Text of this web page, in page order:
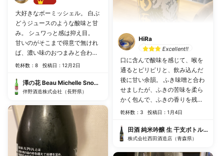
Best!!
大好きなボーミッシェル。 白ぶ
どうジュースのような酸味と甘
み。 シュワっと感は抑え目。
甘いのがそこまで得意で無けれ
ば、濃い味のおつまみと合わせ
てさわやかな酸味を味わうのも
乾杯数：8 投稿日：12月2日
澤の花 Beau Michelle Snow fantasy うすにごり生原酒
伴野酒造株式会社（長野県）
HiRa
Excellent!!
口に含んで酸味を感じて、喉を
通るとピリピリと、飲み込んだ
後に甘い余韻。 ふき味噌と合わ
せましたが、ふきの苦味を柔ら
かく包んで、ふきの香りを残し
てくれました。 お酒単体でも美
ずに引き立ててくれるお酒。食
中酒として最高です。
乾杯数：3 投稿日：1月4日
田酒 純米吟醸 生 干支ボトル 2022
株式会社西田酒造店（青森県）